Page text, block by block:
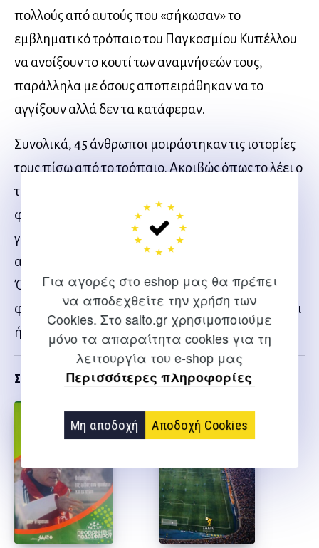
Για αγορές στο eshop μας θα πρέπει
να αποδεχθείτε την χρήση των
Cookies. Στο salto.gr χρησιμοποιούμε
μόνο τα απαραίτητα cookies για τη
λειτουργία του e-shop μας
Περισσότερες πληροφορίες
Μη αποδοχή Αποδοχή Cookies
πολλούς από αυτούς που «σήκωσαν» το
εμβληματικό τρόπαιο του Παγκοσμίου Κυπέλλου
να ανοίξουν το κουτί των αναμνήσεών τους,
παράλληλα µε όσους αποπειράθηκαν να το
αγγίξουν αλλά δεν τα κατάφεραν.
Συνολικά, 45 άνθρωποι μοιράστηκαν τις ιστορίες
τους πίσω από το τρόπαιο. Ακριβώς όπως το λέει ο
τίτλος του βιβλίου και ακριβώς ό,τι δείχνει η
φωτογραφία στο εξώφυλλό του, µε πολλά χέρια
γύρω από το τρόπαιο να προσπαθούν να το
αγγίξουν. Κάποια το βίωσαν. Κάποια άλλα, όχι.
Όλοι, όμως, όπως κι αν το έζησαν και σε όποια
φάση της ζωής τους, είτε ως παιδιά είτε ως έφηβοι
ή ενήλικες, ένιωσαν τη μαγεία του.
Σχετικα